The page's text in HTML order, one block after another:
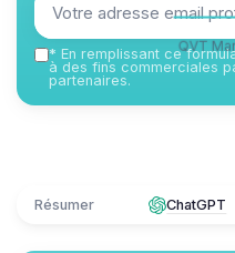
QVT
* En remplissant ce
à des fins commerciales
partenaires.
Résumer ChatGPT